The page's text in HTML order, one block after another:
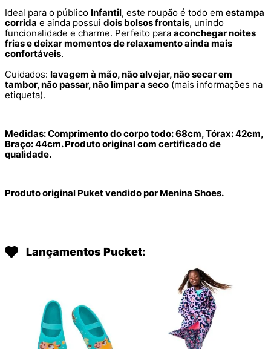
Ideal para o público Infantil, este roupão é todo em estampa
corrida e ainda possui dois bolsos frontais, unindo
funcionalidade e charme. Perfeito para aconchegar noites
frias e deixar momentos de relaxamento ainda mais
confortáveis.
Cuidados: lavagem à mão, não alvejar, não secar em
tambor, não passar, não limpar a seco (mais informações na
etiqueta).
Medidas: Comprimento do corpo todo: 68cm, Tórax: 42cm,
Braço: 44cm. Produto original com certificado de
qualidade.
Produto original Puket vendido por Menina Shoes.
Lançamentos Pucket: